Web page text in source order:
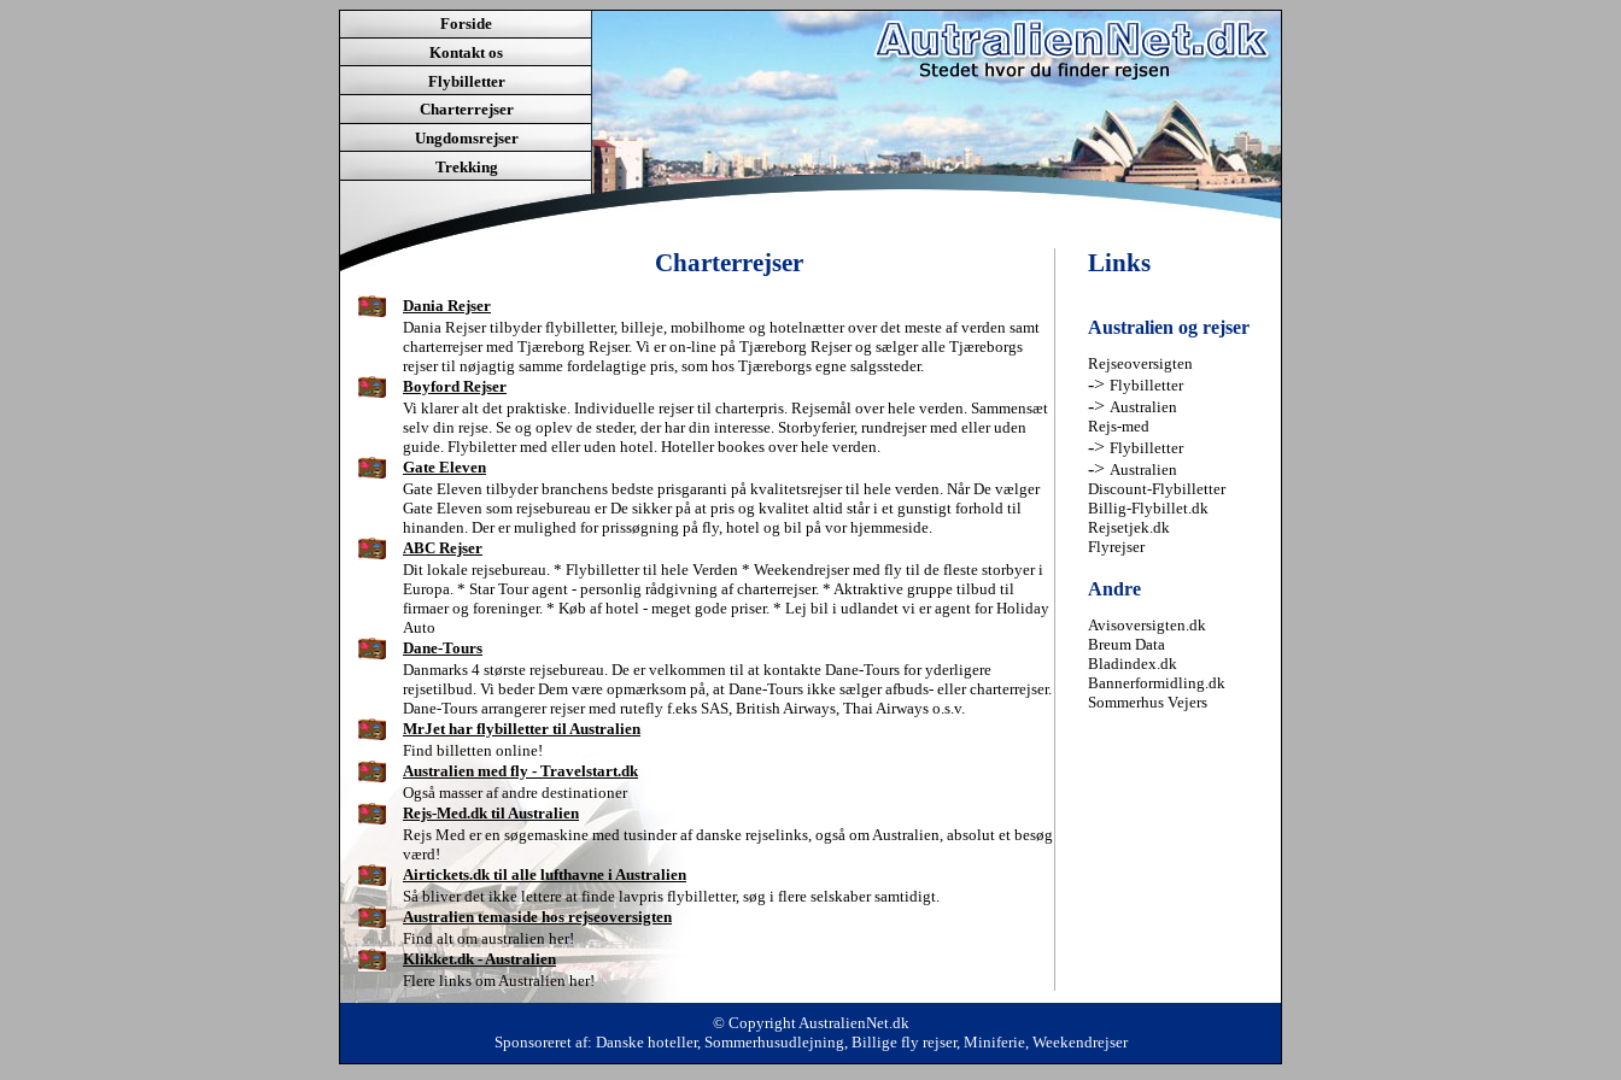
Forside
Kontakt os
Flybilletter
Charterrejser
Ungdomsrejser
Trekking
Charterrejser
Dania Rejser
Dania Rejser tilbyder flybilletter, billeje, mobilhome og hotelnætter over det meste af verden samt
charterrejser med Tjæreborg Rejser. Vi er on-line på Tjæreborg Rejser og sælger alle Tjæreborgs
rejser til nøjagtig samme fordelagtige pris, som hos Tjæreborgs egne salgssteder.
Boyford Rejser
Vi klarer alt det praktiske. Individuelle rejser til charterpris. Rejsemål over hele verden. Sammensæt
selv din rejse. Se og oplev de steder, der har din interesse. Storbyferier, rundrejser med eller uden
guide. Flybiletter med eller uden hotel. Hoteller bookes over hele verden.
Gate Eleven
Gate Eleven tilbyder branchens bedste prisgaranti på kvalitetsrejser til hele verden. Når De vælger
Gate Eleven som rejsebureau er De sikker på at pris og kvalitet altid står i et gunstigt forhold til
hinanden. Der er mulighed for prissøgning på fly, hotel og bil på vor hjemmeside.
ABC Rejser
Dit lokale rejsebureau. * Flybilletter til hele Verden * Weekendrejser med fly til de fleste storbyer i
Europa. * Star Tour agent - personlig rådgivning af charterrejser. * Aktraktive gruppe tilbud til
firmaer og foreninger. * Køb af hotel - meget gode priser. * Lej bil i udlandet vi er agent for Holiday
Auto
Dane-Tours
Danmarks 4 største rejsebureau. De er velkommen til at kontakte Dane-Tours for yderligere
rejsetilbud. Vi beder Dem være opmærksom på, at Dane-Tours ikke sælger afbuds- eller charterrejser.
Dane-Tours arrangerer rejser med rutefly f.eks SAS, British Airways, Thai Airways o.s.v.
MrJet har flybilletter til Australien
Find billetten online!
Australien med fly - Travelstart.dk
Også masser af andre destinationer
Rejs-Med.dk til Australien
Rejs Med er en søgemaskine med tusinder af danske rejselinks, også om Australien, absolut et besøg
værd!
Airtickets.dk til alle lufthavne i Australien
Så bliver det ikke lettere at finde lavpris flybilletter, søg i flere selskaber samtidigt.
Australien temaside hos rejseoversigten
Find alt om australien her!
Klikket.dk - Australien
Flere links om Australien her!
Links
Australien og rejser
Rejseoversigten
-> Flybilletter
-> Australien
Rejs-med
-> Flybilletter
-> Australien
Discount-Flybilletter
Billig-Flybillet.dk
Rejsetjek.dk
Flyrejser
Andre
Avisoversigten.dk
Breum Data
Bladindex.dk
Bannerformidling.dk
Sommerhus Vejers
© Copyright AustralienNet.dk
Sponsoreret af: Danske hoteller, Sommerhusudlejning, Billige fly rejser, Miniferie, Weekendrejser